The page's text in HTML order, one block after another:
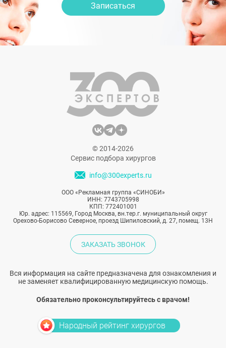
Записаться
© 2014-2026
Сервис подбора хирургов
info@300experts.ru
ООО «Рекламная группа «СИНОБИ»
ИНН: 7743705998
КПП: 772401001
Юр. адрес: 115569, Город Москва, вн.тер.г. муниципальный округ
Орехово-Борисово Северное, проезд Шипиловский, д. 27, помещ. 13Н
ЗАКАЗАТЬ ЗВОНОК
Вся информация на сайте предназначена для ознакомления и
не заменяет квалифицированную медицинскую помощь.
Обязательно проконсультируйтесь с врачом!
Народный рейтинг хирургов